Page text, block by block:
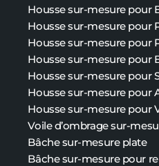
Housse sur-mesure pour
Housse sur-mesure pour
Housse sur-mesure pour
Housse sur-mesure pour
Housse sur-mesure pour
Housse sur-mesure pour
Housse sur-mesure pour
Voile d’ombrage sur-
Bâche sur-mesure plate
Bâchesur-mesurepour